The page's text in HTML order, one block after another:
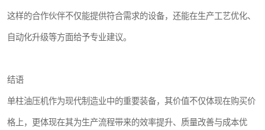
这样的合作伙伴不仅能提供符合需求的设备，还能在生产工艺优化、
自动化升级等方面给予专业建议。
结语
单柱油压机作为现代制造业中的重要装备，其价值不仅体现在购买价
格上，更体现在其为生产流程带来的效率提升、质量改善与成本优